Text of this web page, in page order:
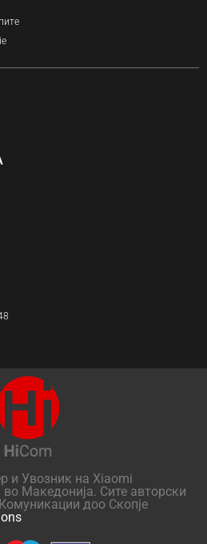
и Увозник на Xiaomi
Македонија. Сите авторски
доо Скопје